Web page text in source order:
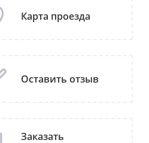
Карта проезда
Оставить отзыв
Заказать